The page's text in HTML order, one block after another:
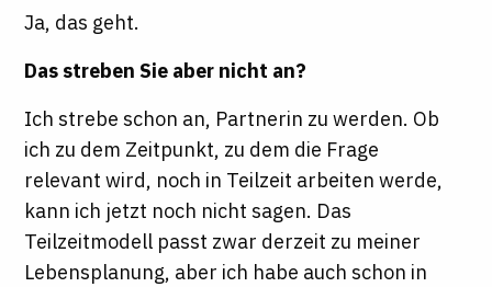
Ja, das geht.
Das streben Sie aber nicht an?
Ich strebe schon an, Partnerin zu werden. Ob
ich zu dem Zeitpunkt, zu dem die Frage
relevant wird, noch in Teilzeit arbeiten werde,
kann ich jetzt noch nicht sagen. Das
Teilzeitmodell passt zwar derzeit zu meiner
Lebensplanung, aber ich habe auch schon in